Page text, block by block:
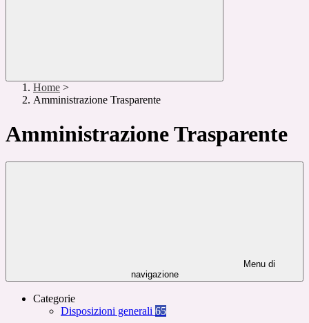
Home >
Amministrazione Trasparente
Amministrazione Trasparente
Menu di
navigazione
Categorie
Disposizioni generali 65